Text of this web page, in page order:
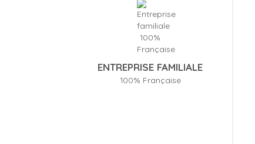
ENTREPRISE FAMILIALE
100% Française